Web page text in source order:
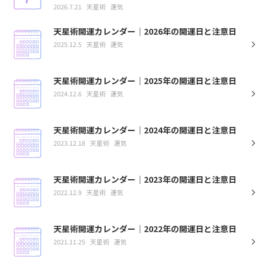
2026.7.21 天星術 運気
天星術開運カレンダー｜2026年の開運日と注意日
2025.12.5 天星術 運気
天星術開運カレンダー｜2025年の開運日と注意日
2024.12.6 天星術 運気
天星術開運カレンダー｜2024年の開運日と注意日
2023.12.18 天星術 運気
天星術開運カレンダー｜2023年の開運日と注意日
2022.12.9 天星術 運気
天星術開運カレンダー｜2022年の開運日と注意日
2021.11.25 天星術 運気